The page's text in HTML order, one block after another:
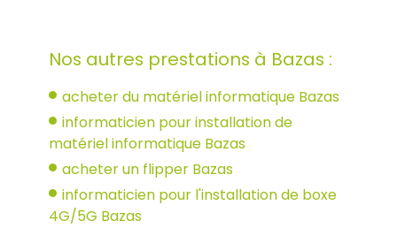
Nos autres prestations à Bazas :
acheter du matériel informatique Bazas
informaticien pour installation de
matériel informatique Bazas
acheter un flipper Bazas
informaticien pour l'installation de boxe
4G/5G Bazas